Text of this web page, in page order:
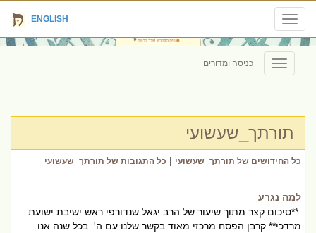
Toggle
navigation
ENGLISH
Toggle
navigation
כניסה ומדורים
תורתך_שעשועי
כל החידושים של תורתך_שעשועי | כל התגובות של תורתך_שעשועי
למה נגרע
**סיכום קצר מתוך שיעור של הרב יגאל שנדורפי ראש ישיבת ישועת
מרדכי** קרבן הפסח מרכזי מאוד בקשר שלנו עם ה'. בכל שנה אנו